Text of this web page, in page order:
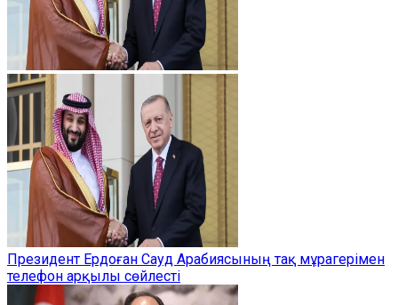
Президент Ердоған Сауд Арабиясының тақ мұрагерімен
телефон арқылы сөйлесті